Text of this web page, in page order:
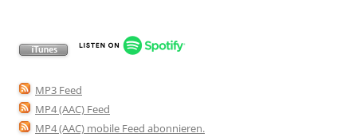
MP3 Feed
MP4 (AAC) Feed
MP4 (AAC) mobile Feed abonnieren.